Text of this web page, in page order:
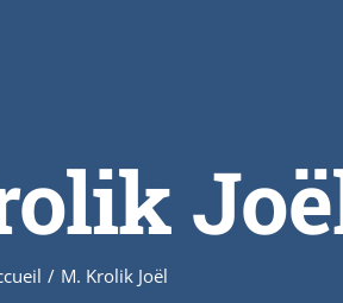
/ M. Krolik Joël